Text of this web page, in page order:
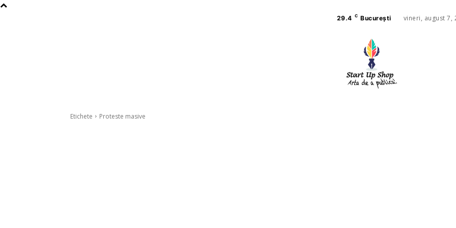
29.4 C București vineri, august 7,
Etichete Proteste masive